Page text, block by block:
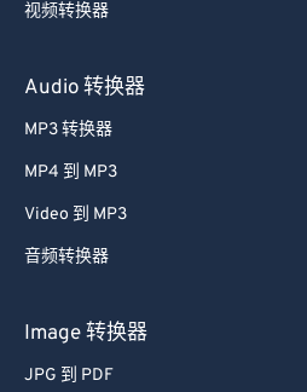
视频转换器
Audio 转换器
MP3 转换器
MP4 到 MP3
Video 到 MP3
音频转换器
Image 转换器
JPG 到 PDF